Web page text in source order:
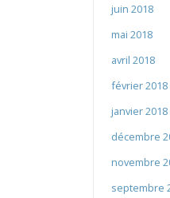
juin 2018
mai 2018
avril 2018
février 2018
janvier 2018
décembre
novembre
septembre